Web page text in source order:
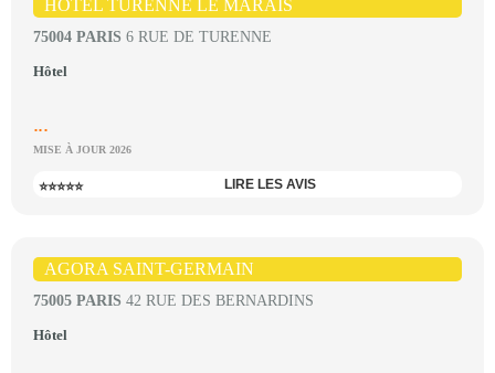
HÔTEL TURENNE LE MARAIS
75004 PARIS 6 RUE DE TURENNE
Hôtel
...
MISE À JOUR 2026
⭐⭐⭐⭐⭐ LIRE LES AVIS
AGORA SAINT-GERMAIN
75005 PARIS 42 RUE DES BERNARDINS
Hôtel